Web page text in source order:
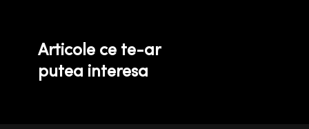
Articole ce te-ar
putea interesa